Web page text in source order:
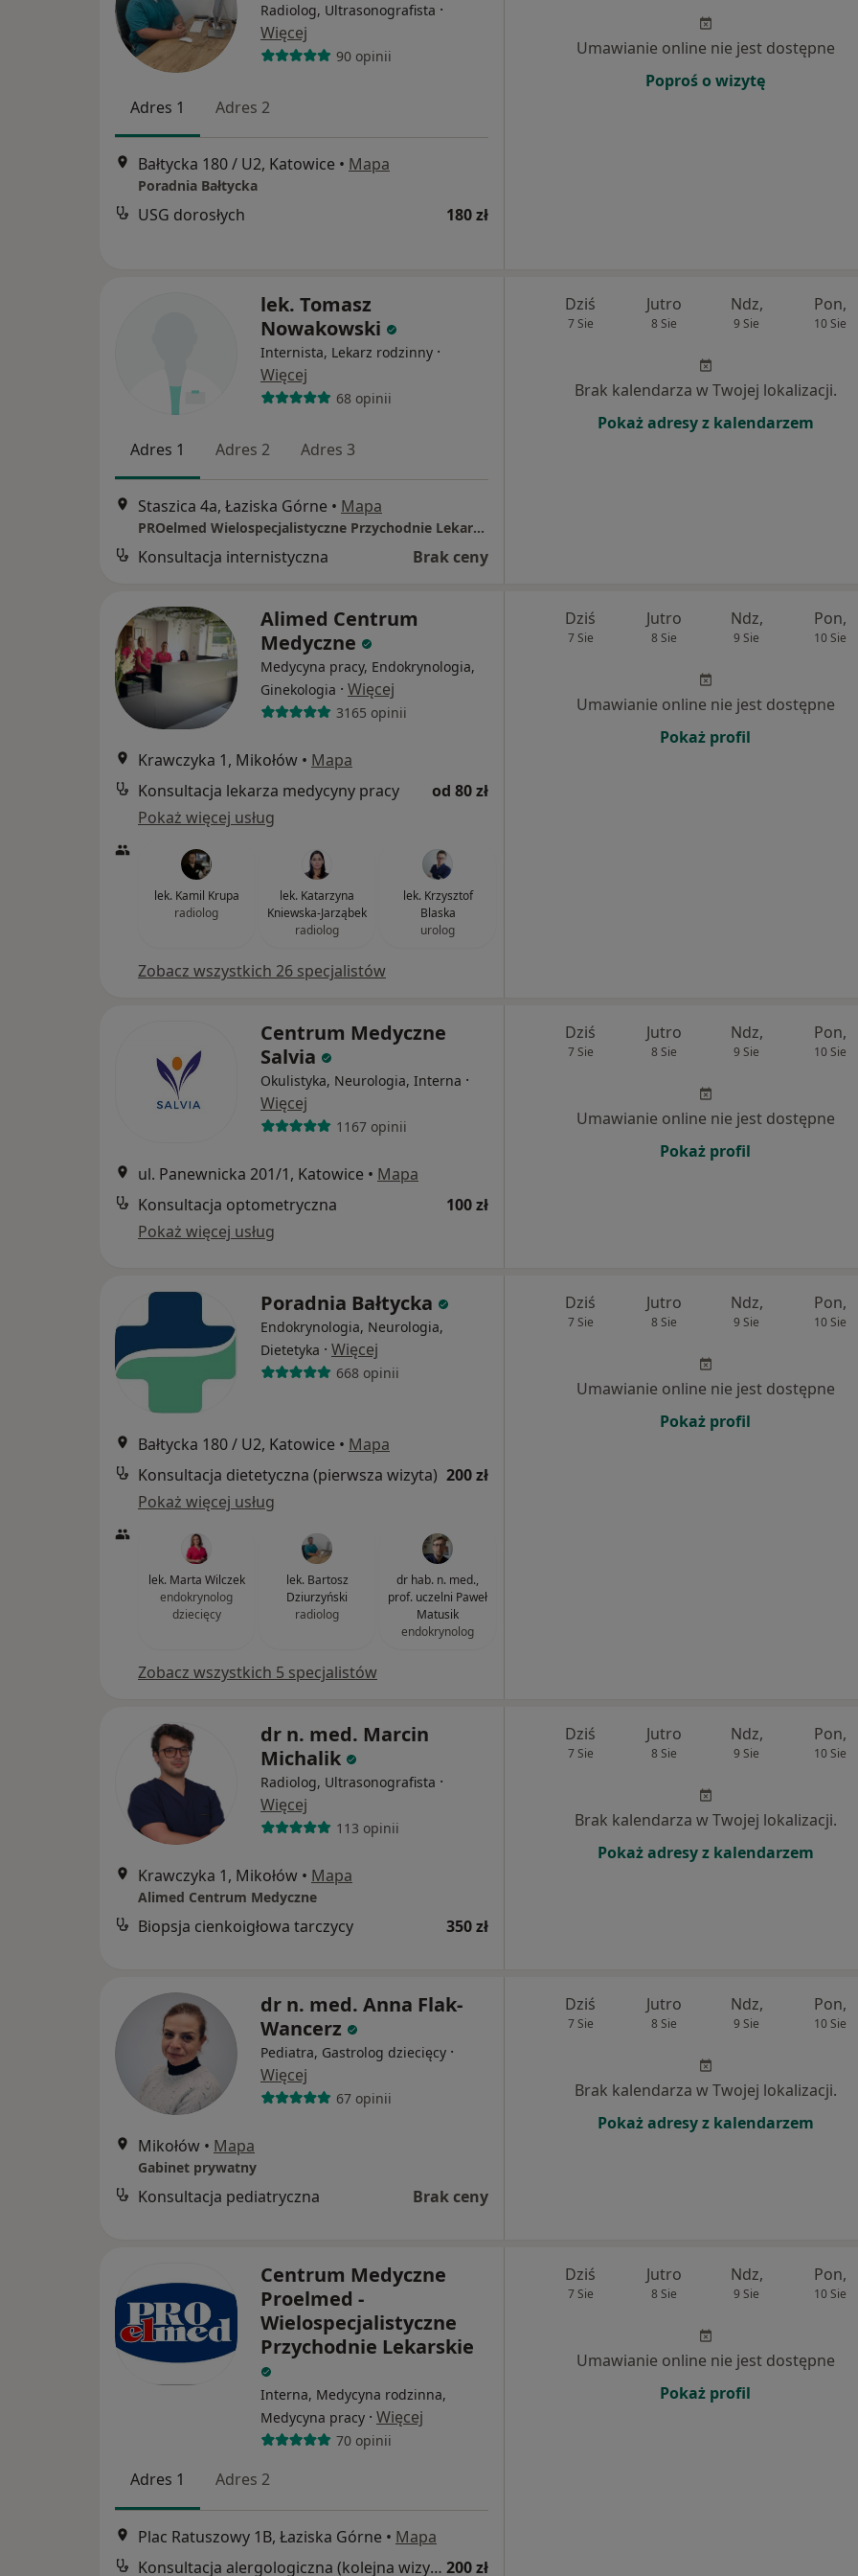
Radiolog, Ultrasonografista ·
Więcej
90 opinii
Adres 1 Adres 2
Bałtycka 180 / U2, Katowice • Mapa
Poradnia Bałtycka
USG dorosłych 180 zł
Umawianie online nie jest dostępne
Poproś o wizytę
lek. Tomasz
Nowakowski
Internista, Lekarz rodzinny ·
Więcej
68 opinii
Adres 1 Adres 2 Adres 3
Staszica 4a, Łaziska Górne • Mapa
PROelmed Wielospecjalistyczne Przychodnie Lekarskie
Konsultacja internistyczna Brak ceny
Dziś
7 Sie
Jutro
8 Sie
Ndz,
9 Sie
Pon,
10 Sie
Brak kalendarza w Twojej lokalizacji.
Pokaż adresy z kalendarzem
Alimed Centrum
Medyczne
Medycyna pracy, Endokrynologia,
Ginekologia · Więcej
3165 opinii
Krawczyka 1, Mikołów • Mapa
Konsultacja lekarza medycyny pracy
od 80 zł
Pokaż więcej usług
lek. Kamil Krupa
radiolog
lek. Katarzyna
Kniewska-Jarząbek
radiolog
lek. Krzysztof
Blaska
urolog
Zobacz wszystkich 26 specjalistów
Dziś
7 Sie
Jutro
8 Sie
Ndz,
9 Sie
Pon,
10 Sie
Umawianie online nie jest dostępne
Pokaż profil
Centrum Medyczne
Salvia
Okulistyka, Neurologia, Interna ·
Więcej
1167 opinii
ul. Panewnicka 201/1, Katowice • Mapa
Konsultacja optometryczna
100 zł
Pokaż więcej usług
Dziś
7 Sie
Jutro
8 Sie
Ndz,
9 Sie
Pon,
10 Sie
Umawianie online nie jest dostępne
Pokaż profil
Poradnia Bałtycka
Endokrynologia, Neurologia,
Dietetyka · Więcej
668 opinii
Bałtycka 180 / U2, Katowice • Mapa
Konsultacja dietetyczna (pierwsza wizyta) 200 zł
Pokaż więcej usług
lek. Marta Wilczek
endokrynolog
dziecięcy
lek. Bartosz
Dziurzyński
radiolog
dr hab. n. med.,
prof. uczelni Paweł
Matusik
endokrynolog
Zobacz wszystkich 5 specjalistów
Dziś
7 Sie
Jutro
8 Sie
Ndz,
9 Sie
Pon,
10 Sie
Umawianie online nie jest dostępne
Pokaż profil
dr n. med. Marcin
Michalik
Radiolog, Ultrasonografista ·
Więcej
113 opinii
Krawczyka 1, Mikołów • Mapa
Alimed Centrum Medyczne
Biopsja cienkoigłowa tarczycy 350 zł
Dziś
7 Sie
Jutro
8 Sie
Ndz,
9 Sie
Pon,
10 Sie
Brak kalendarza w Twojej lokalizacji.
Pokaż adresy z kalendarzem
dr n. med. Anna Flak-
Wancerz
Pediatra, Gastrolog dziecięcy ·
Więcej
67 opinii
Mikołów • Mapa
Gabinet prywatny
Konsultacja pediatryczna Brak ceny
Dziś
7 Sie
Jutro
8 Sie
Ndz,
9 Sie
Pon,
10 Sie
Brak kalendarza w Twojej lokalizacji.
Pokaż adresy z kalendarzem
Centrum Medyczne
Proelmed -
Wielospecjalistyczne
Przychodnie Lekarskie
Interna, Medycyna rodzinna,
Medycyna pracy · Więcej
70 opinii
Adres 1 Adres 2
Plac Ratuszowy 1B, Łaziska Górne • Mapa
Konsultacja alergologiczna (kolejna wizyta) 200 zł
Dziś
7 Sie
Jutro
8 Sie
Ndz,
9 Sie
Pon,
10 Sie
Umawianie online nie jest dostępne
Pokaż profil